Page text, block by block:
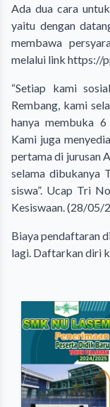
Ada dua cara
yaitu dengan
membawa
melalui link https://
“Setiap kami
Rembang, kami
hanya membuka
Kami juga
pertama di jurusan
selama dibukanya
siswa”. Ucap Tri
Kesiswaan. (28/05/
Biaya pendaftaran
lagi. Daftarkan diri